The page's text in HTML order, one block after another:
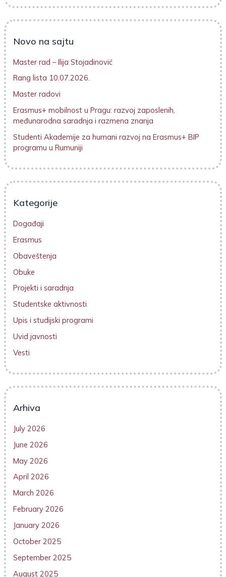
Novo na sajtu
Master rad – Ilija Stojadinović
Rang lista 10.07.2026.
Master radovi
Erasmus+ mobilnost u Pragu: razvoj zaposlenih,
međunarodna saradnja i razmena znanja
Studenti Akademije za humani razvoj na Erasmus+ BIP
programu u Rumuniji
Kategorije
Događaji
Erasmus
Obaveštenja
Obuke
Projekti i saradnja
Studentske aktivnosti
Upis i studijski programi
Uvid javnosti
Vesti
Arhiva
July 2026
June 2026
May 2026
April 2026
March 2026
February 2026
January 2026
October 2025
September 2025
August 2025